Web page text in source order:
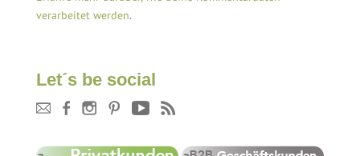
verarbeitet werden.
Let´s be social